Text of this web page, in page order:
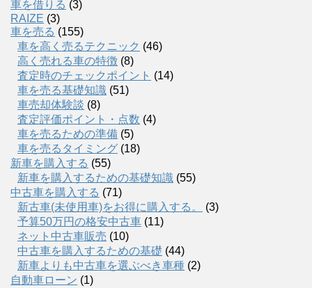
車を借りる (3)
RAIZE (3)
車を売る (155)
車を高く売るテクニック (46)
高く売れる車の特徴 (8)
査定時のチェックポイント (14)
車を売る基礎知識 (51)
車売却体験談 (8)
査定評価ポイント・点数 (4)
車を売るための準備 (5)
車を売るタイミング (18)
新車を購入する (55)
新車を購入するための基礎知識 (55)
中古車を購入する (71)
新古車(未使用車)をお得に購入する。
(3)
予算50万円の格安中古車 (11)
ネット中古車販売 (10)
中古車を購入するための基礎 (44)
新車よりも中古車を選ぶべき車種 (2)
自動車ローン (1)